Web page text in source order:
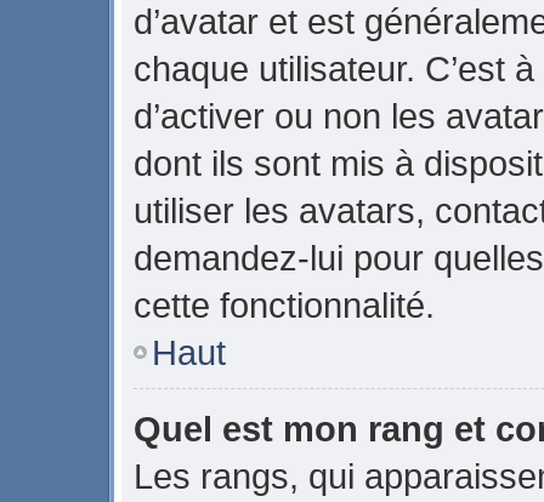
d’avatar et est
chaque utilisateur. C’est
d’activer ou non les
dont ils sont mis à
utiliser les avatars,
demandez-lui pour
cette fonctionnalité.
Haut
Quel est mon rang et
Les rangs, qui